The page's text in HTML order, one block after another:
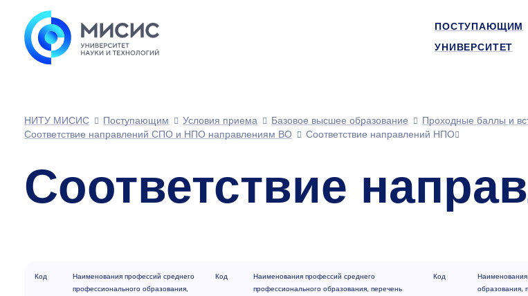
ПОСТУПАЮЩИМ
УНИВЕРСИТЕТ
НИТУ МИСИС Поступающим Условия приема Базовое высшее образование
Проходные баллы и
Соответствие направлений СПО и НПО направлениям ВО
Соответствие направлений НПО
Соответствие
Код
Наименования профессий среднего
профессионального образования,
Код
Наименования профессий среднего
профессионального образования, перечень
Код
Наименования
образования,